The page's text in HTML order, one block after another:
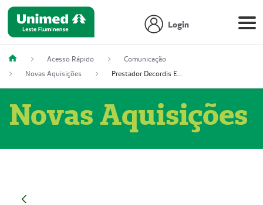
Login
Acesso Rápido
Comunicação
Novas Aquisições
Prestador Decordis Exames Cardiológicos LTDA (51004346-0)
Novas Aquisições